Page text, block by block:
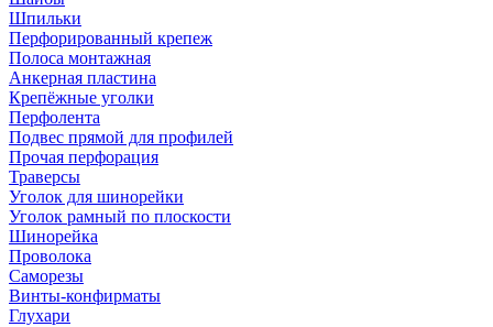
Шпильки
Перфорированный крепеж
Полоса монтажная
Анкерная пластина
Крепёжные уголки
Перфолента
Подвес прямой для профилей
Прочая перфорация
Траверсы
Уголок для шинорейки
Уголок рамный по плоскости
Шинорейка
Проволока
Саморезы
Винты-конфирматы
Глухари